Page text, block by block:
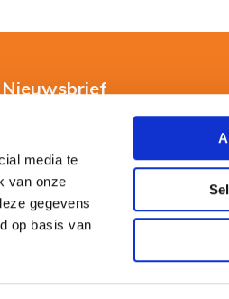
media te
van onze
gegevens
op basis van
Nieuwsbrief